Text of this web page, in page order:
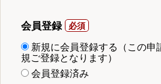
会員登録
新規に会員登録する（この申
規ご登録となります）
会員登録済み